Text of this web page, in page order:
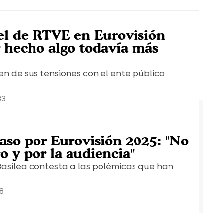
de RTVE en Eurovisión
algo todavía más
de sus tensiones con el ente público
por Eurovisión 2025: "No
y por la audiencia"
contesta a las polémicas que han